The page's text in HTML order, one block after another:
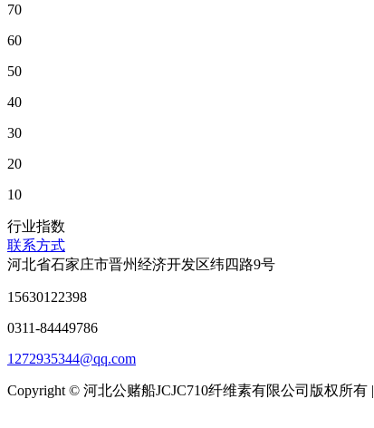
70
60
50
40
30
20
10
行业指数
联系方式
河北省石家庄市晋州经济开发区纬四路9号
15630122398
0311-84449786
1272935344@qq.com
Copyright © 河北公赌船JCJC710纤维素有限公司版权所有 |